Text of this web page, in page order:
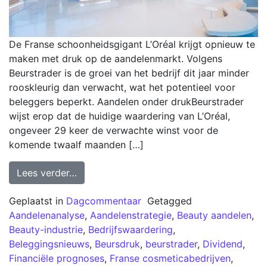
De Franse schoonheidsgigant L’Oréal krijgt opnieuw te
maken met druk op de aandelenmarkt. Volgens
Beurstrader is de groei van het bedrijf dit jaar minder
rooskleurig dan verwacht, wat het potentieel voor
beleggers beperkt. Aandelen onder drukBeurstrader
wijst erop dat de huidige waardering van L’Oréal,
ongeveer 29 keer de verwachte winst voor de
komende twaalf maanden […]
Lees verder…
Geplaatst in Dagcommentaar Getagged
Aandelenanalyse, Aandelenstrategie, Beauty aandelen,
Beauty-industrie, Bedrijfswaardering,
Beleggingsnieuws, Beursdruk, beurstrader, Dividend,
Financiële prognoses, Franse cosmeticabedrijven,